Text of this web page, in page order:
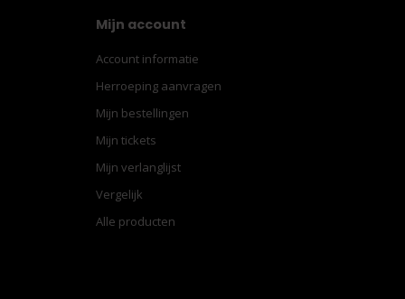
Mijn account
Account informatie
Herroeping aanvragen
Mijn bestellingen
Mijn tickets
Mijn verlanglijst
Vergelijk
Alle producten